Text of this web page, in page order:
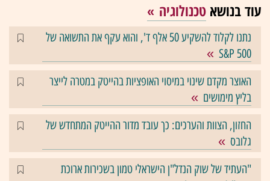
עוד בנושא טכנולוגיה
נתנו לקלוד להשקיע 50 אלף ד', והוא עקף את התשואה של
S&P 500
האוצר מקדם שינוי במיסוי האופציות בהייטק במטרה לייצר
בליץ מימושים
החזון, הצוות והערכים: כך עובד מדור ההייטק המתחדש של
גלובס
"העתיד של שוק הנדל"ן הישראלי טמון בשכירות ארוכת